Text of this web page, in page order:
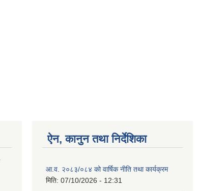
ऐन, कानुन तथा निर्देशिका
आ.व. २०८३/०८४ को वार्षिक नीति तथा कार्यक्रम
मिति: 07/10/2026 - 12:31